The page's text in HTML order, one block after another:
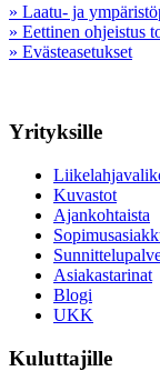
» Laatu- ja
» Eettinen ohjeistus
» Evästeasetukset
Yrityksille
Kuvastot
Ajankohtaista
Asiakastarinat
Blogi
UKK
Kuluttajille